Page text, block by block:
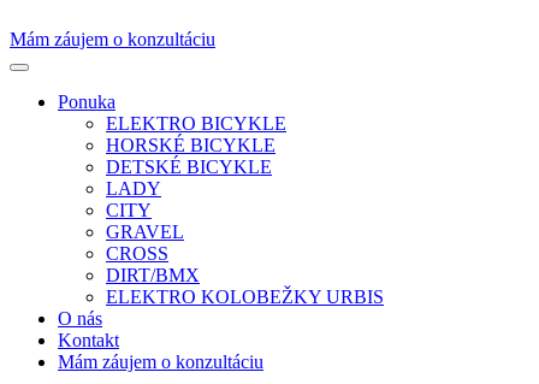
Mám záujem o konzultáciu
Ponuka
ELEKTRO BICYKLE
HORSKÉ BICYKLE
DETSKÉ BICYKLE
LADY
CITY
GRAVEL
CROSS
DIRT/BMX
ELEKTRO KOLOBEŽKY URBIS
O nás
Kontakt
Mám záujem o konzultáciu